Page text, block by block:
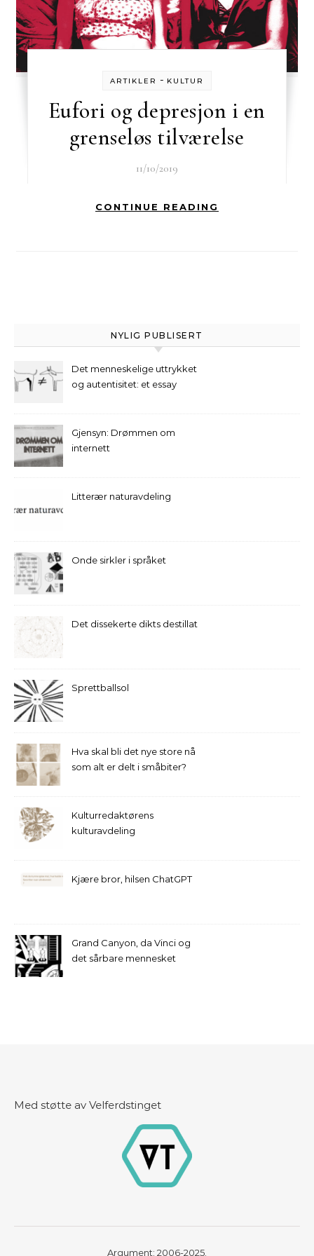
ARTIKLER - KULTUR
Eufori og depresjon i en
grenseløs tilværelse
11/10/2019
CONTINUE READING
NYLIG PUBLISERT
Det menneskelige uttrykket
og autentisitet: et essay
Gjensyn: Drømmen om
internett
Litterær naturavdeling
Onde sirkler i språket
Det dissekerte dikts destillat
Sprettballsol
Hva skal bli det nye store nå
som alt er delt i småbiter?
Kulturredaktørens
kulturavdeling
Kjære bror, hilsen ChatGPT
Grand Canyon, da Vinci og
det sårbare mennesket
Med støtte av Velferdstinget
Argument: 2006-2025.